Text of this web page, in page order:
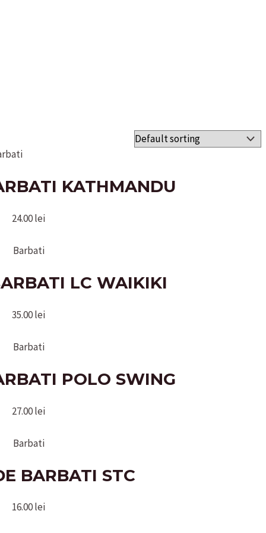
KATHMANDU
24.00lei
Barbati
LC WAIKIKI
35.00lei
Barbati
POLO SWING
27.00lei
Barbati
BARBATI STC
16.00lei